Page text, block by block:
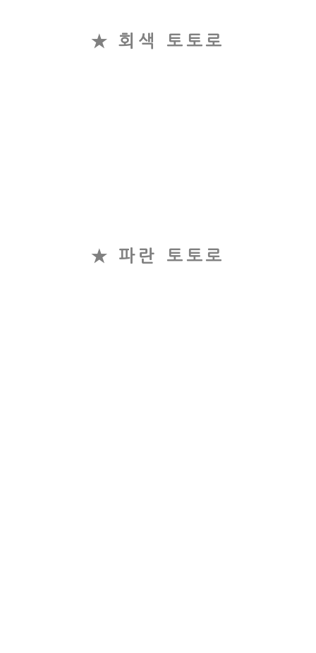
★ 회색 토토로
★ 파란 토토로